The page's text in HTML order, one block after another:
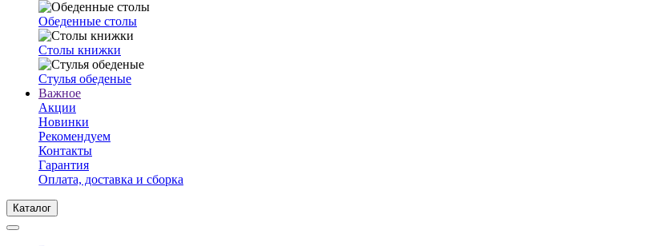
Обеденные столы
Столы книжки
Стулья обеденые
Важное
Акции
Новинки
Рекомендуем
Контакты
Гарантия
Оплата, доставка и сборка
Каталог